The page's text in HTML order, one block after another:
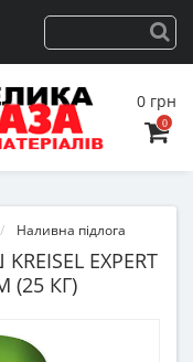
0 грн
0
Наливна підлога
EXPERT
(25 КГ)